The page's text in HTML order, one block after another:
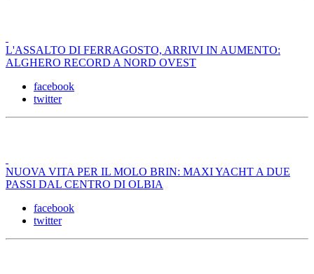
L'ASSALTO DI FERRAGOSTO, ARRIVI IN AUMENTO:
ALGHERO RECORD A NORD OVEST
facebook
twitter
NUOVA VITA PER IL MOLO BRIN: MAXI YACHT A DUE
PASSI DAL CENTRO DI OLBIA
facebook
twitter